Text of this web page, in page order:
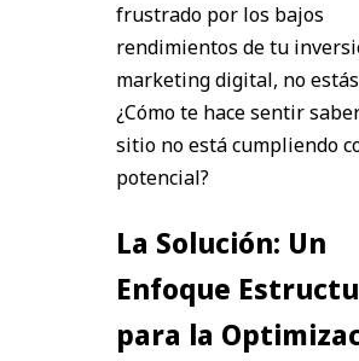
frustrado por los bajos
rendimientos de tu
marketing digital, no
¿Cómo te hace sentir
sitio no está cumpliendo
potencial?
La Solución: Un
Enfoque
para la